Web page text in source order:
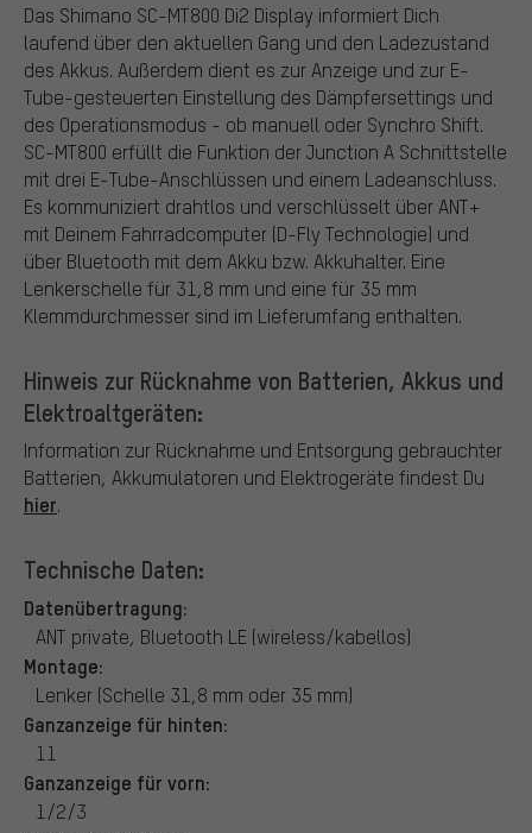
Das Shimano SC-MT800 Di2 Display informiert Dich
laufend über den aktuellen Gang und den Ladezustand
des Akkus. Außerdem dient es zur Anzeige und zur E-
Tube-gesteuerten Einstellung des Dämpfersettings und
des Operationsmodus - ob manuell oder Synchro Shift.
SC-MT800 erfüllt die Funktion der Junction A Schnittstelle
mit drei E-Tube-Anschlüssen und einem Ladeanschluss.
Es kommuniziert drahtlos und verschlüsselt über ANT+
mit Deinem Fahrradcomputer (D-Fly Technologie) und
über Bluetooth mit dem Akku bzw. Akkuhalter. Eine
Lenkerschelle für 31,8 mm und eine für 35 mm
Klemmdurchmesser sind im Lieferumfang enthalten.
Hinweis zur Rücknahme von Batterien, Akkus und
Elektroaltgeräten:
Information zur Rücknahme und Entsorgung gebrauchter
Batterien, Akkumulatoren und Elektrogeräte findest Du
hier.
Technische Daten:
Datenübertragung:
ANT private, Bluetooth LE (wireless/kabellos)
Montage:
Lenker (Schelle 31,8 mm oder 35 mm)
Ganzanzeige für hinten:
11
Ganzanzeige für vorn:
1/2/3